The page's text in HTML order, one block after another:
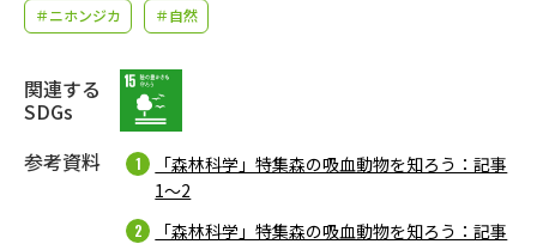
Ｑ＆Ａ よくあるご質問
＃ニホンジカ ＃自然
関連する
SDGs
参考資料
「森林科学」特集森の吸血動物を知ろう：記事
1～2
「森林科学」特集森の吸血動物を知ろう：記事